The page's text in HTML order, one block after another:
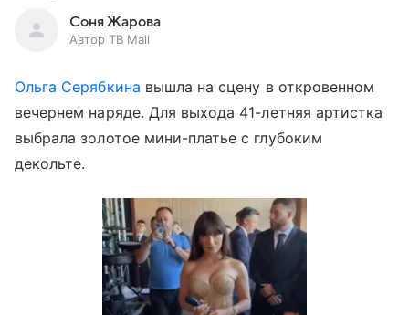
Соня Жарова
Автор ТВ Mail
Ольга Серябкина вышла на сцену в откровенном
вечернем наряде. Для выхода 41-летняя артистка
выбрала золотое мини-платье с глубоким
декольте.